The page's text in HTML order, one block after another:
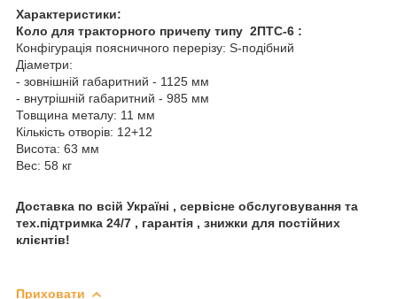
Характеристики:
Коло для тракторного причепу типу 2ПТС-6 :
Конфігурація поясничного перерізу: S-подібний
Діаметри:
- зовнішній габаритний - 1125 мм
- внутрішній габаритний - 985 мм
Товщина металу: 11 мм
Кількість отворів: 12+12
Висота: 63 мм
Вес: 58 кг
Доставка по всій Україні , сервісне обслуговування та
тех.підтримка 24/7 , гарантія , знижки для постійних
клієнтів!
Приховати